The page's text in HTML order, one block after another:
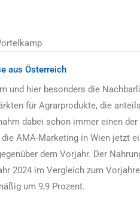
aus Österreich
und hier besonders die
für Agrarprodukte, die
dabei schon immer einen
AMA-Marketing in Wien jetzt
dem Vorjahr. Der
2024 im Vergleich zum
um 9,9 Prozent.